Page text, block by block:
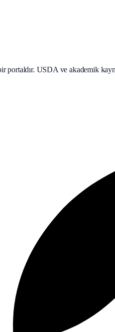
portaldır. USDA ve akademik